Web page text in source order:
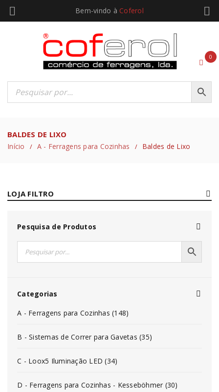
Bem-vindo à Coferol
0
BALDES DE LIXO
Início / A - Ferragens para Cozinhas / Baldes de Lixo
LOJA FILTRO
Pesquisa de Produtos
Categorias
A - Ferragens para Cozinhas (148)
B - Sistemas de Correr para Gavetas (35)
C - Loox5 Iluminação LED (34)
D - Ferragens para Cozinhas - Kesseböhmer (30)